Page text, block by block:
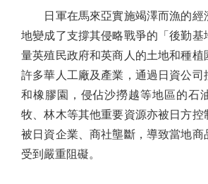
日軍在馬來亞實施竭澤而漁的經
地變成了支撐其侵略戰爭的「後勤基
量英殖民政府和英商人的土地和種植
許多華人工廠及產業，通過日資公司
和橡膠園，侵佔沙撈越等地區的石
牧、林木等其他重要資源亦被日方控
被日資企業、商社壟斷，導致當地商
受到嚴重阻礙。